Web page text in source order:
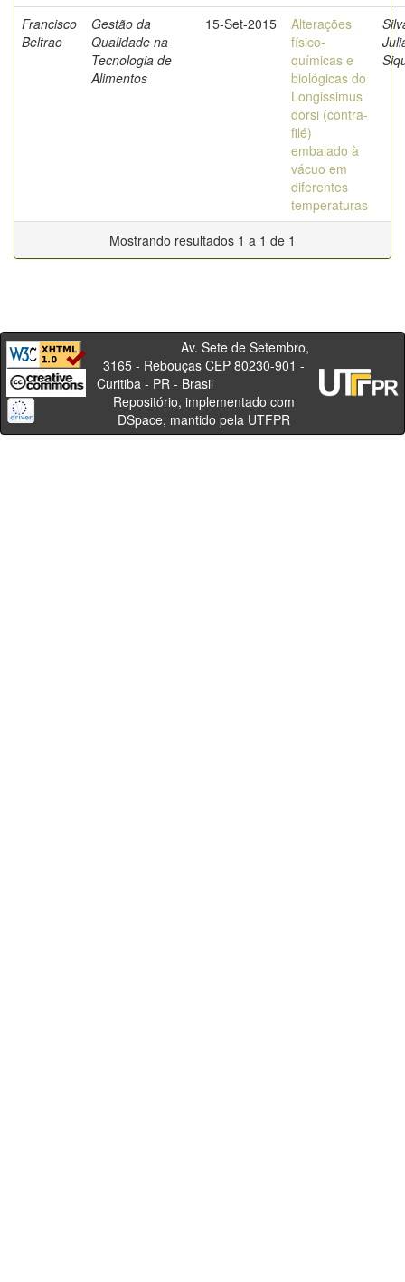
Francisco
Beltrao
Gestão da
Qualidade na
Tecnologia de
Alimentos
15-Set-2015
Alterações
físico-
químicas e
biológicas do
Longissimus
dorsi (contra-
filé)
embalado à
vácuo em
diferentes
temperaturas
Mostrando resultados 1 a 1 de 1
Av. Sete de Setembro,
3165 - Rebouças CEP 80230-901 -
Curitiba - PR - Brasil
Repositório, implementado com
DSpace, mantido pela UTFPR